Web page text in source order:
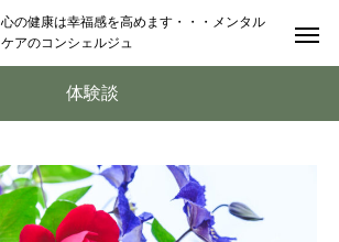
心の健康は幸福感を高めます・・・メンタル
ケアのコンシェルジュ
体験談